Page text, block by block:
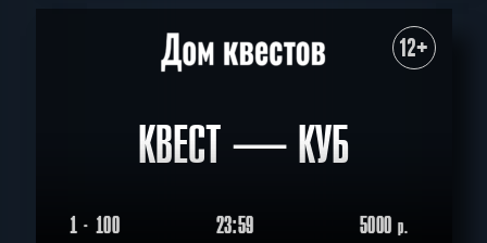
12+
КВЕСТ — КУБ
1 - 100 23:59 5000р.